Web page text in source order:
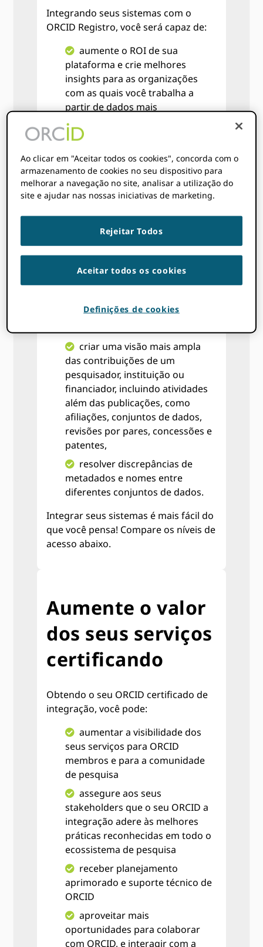
Integrando seus sistemas com o
ORCID Registro, você será capaz de:
aumente o ROI de sua
plataforma e crie melhores
insights para as organizações
com as quais você trabalha a
partir de dados mais
abrangentes e de qualidade,
melhorando a eficiência e
da automação
melhore a visibilidade e
descoberta do seu serviço
próprios perfis de pesquisador a
ORCIDdados de acesso aberto
economize o tempo de todos
e reduza os erros de entrada ao
solicitações de subsídios ou envio
criar uma visão mais ampla
das contribuições de um
pesquisador, instituição ou
financiador, incluindo atividades
além das publicações, como
afiliações, conjuntos de dados,
revisões por pares, concessões e
patentes,
resolver discrepâncias de
metadados e nomes entre
diferentes conjuntos de dados.
Integrar seus sistemas é mais fácil do
que você pensa! Compare os níveis de
acesso abaixo.
Aumente o valor
dos seus serviços
certificando
Obtendo o seu ORCID certificado de
integração, você pode:
aumentar a visibilidade dos
seus serviços para ORCID
membros e para a comunidade
de pesquisa
assegure aos seus
stakeholders que o seu ORCID a
integração adere às melhores
práticas reconhecidas em todo o
ecossistema de pesquisa
receber planejamento
aprimorado e suporte técnico de
ORCID
aproveitar mais
oportunidades para colaborar
com ORCID, e interagir com a
Ao clicar em "Aceitar todos os cookies", concorda com o
armazenamento de cookies no seu dispositivo para
melhorar a navegação no site, analisar a utilização do
site e ajudar nas nossas iniciativas de marketing.
Rejeitar Todos
Aceitar todos os cookies
Definições de cookies